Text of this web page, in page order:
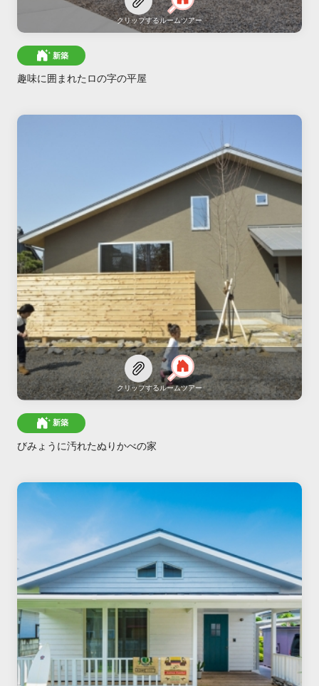
クリップするルームツアー
新築
趣味に囲まれたロの字の平屋
クリップするルームツアー
新築
びみょうに汚れたぬりかべの家